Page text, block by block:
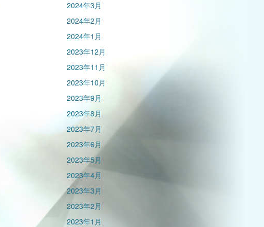
2024年3月
2024年2月
2024年1月
2023年12月
2023年11月
2023年10月
2023年9月
2023年8月
2023年7月
2023年6月
2023年5月
2023年4月
2023年3月
2023年2月
2023年1月